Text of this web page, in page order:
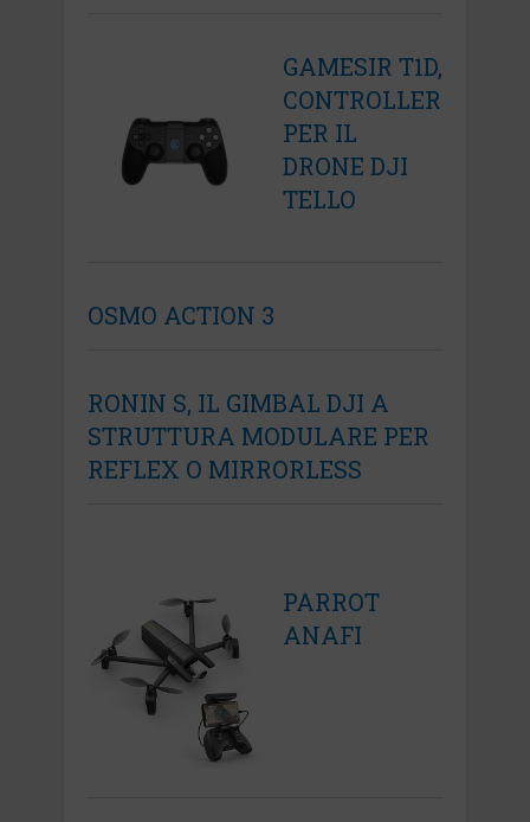
GAMESIR T1D,
CONTROLLER
PER IL
DRONE DJI
TELLO
OSMO ACTION 3
RONIN S, IL GIMBAL DJI A
STRUTTURA MODULARE PER
REFLEX O MIRRORLESS
PARROT
ANAFI